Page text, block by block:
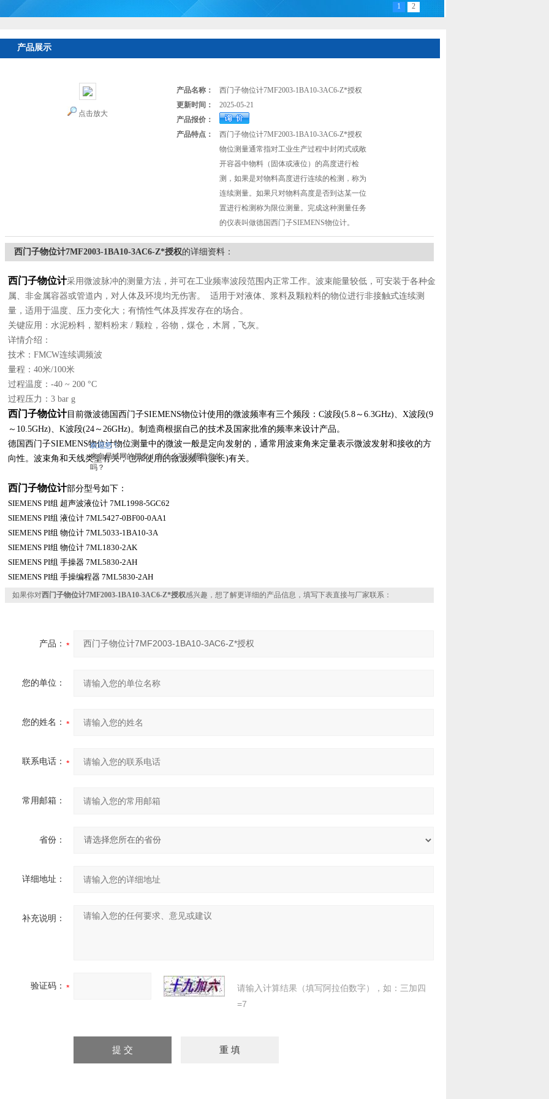
欢迎您！
来自局域网的朋友！有什么可以帮助您的
吗？
1 2
产品展示
点击放大
产品名称：
西门子物位计7MF2003-1BA10-3AC6-Z*授权
更新时间：
2025-05-21
产品报价：
产品特点：
西门子物位计7MF2003-1BA10-3AC6-Z*授权
物位测量通常指对工业生产过程中封闭式或敞
开容器中物料（固体或液位）的高度进行检
测，如果是对物料高度进行连续的检测，称为
连续测量。如果只对物料高度是否到达某一位
置进行检测称为限位测量。完成这种测量任务
的仪表叫做德国西门子SIEMENS物位计。
西门子物位计7MF2003-1BA10-3AC6-Z*授权的详细资料：
西门子物位计采用微波脉冲的测量方法，并可在工业频率波段范围内正常工作。波束能量较低，可安装于各种金
属、非金属容器或管道内，对人体及环境均无伤害。 适用于对液体、浆料及颗粒料的物位进行非接触式连续测
量，适用于温度、压力变化大；有惰性气体及挥发存在的场合。
关键应用：水泥粉料，塑料粉末 / 颗粒，谷物，煤仓，木屑，飞灰。
详情介绍：
技术：FMCW连续调频波
量程：40米/100米
过程温度：-40 ~ 200 °C
过程压力：3 bar g
西门子物位计目前微波德国西门子SIEMENS物位计使用的微波频率有三个频段：C波段(5.8～6.3GHz)、X波段(9
～10.5GHz)、K波段(24～26GHz)。制造商根据自己的技术及国家批准的频率来设计产品。
德国西门子SIEMENS物位计物位测量中的微波一般是定向发射的，通常用波束角来定量表示微波发射和接收的方
向性。波束角和天线类型有关，也和使用的微波频率(波长)有关。
西门子物位计部分型号如下：
SIEMENS PI组 超声波液位计 7ML1998-5GC62
SIEMENS PI组 液位计 7ML5427-0BF00-0AA1
SIEMENS PI组 物位计 7ML5033-1BA10-3A
SIEMENS PI组 物位计 7ML1830-2AK
SIEMENS PI组 手操器 7ML5830-2AH
SIEMENS PI组 手操编程器 7ML5830-2AH
如果你对西门子物位计7MF2003-1BA10-3AC6-Z*授权感兴趣，想了解更详细的产品信息，填写下表直接与厂家联系：
产品：
您的单位：
您的姓名：
联系电话：
常用邮箱：
省份：
详细地址：
补充说明：
验证码：
请输入计算结果（填写阿拉伯数字），如：三加四
=7